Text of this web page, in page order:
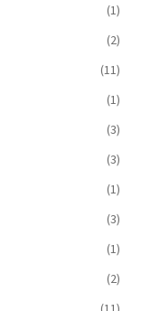
(1)
(2)
(11)
(1)
(3)
(3)
(1)
(3)
(1)
(2)